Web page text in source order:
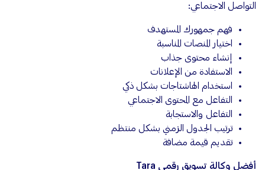
التواصل الاجتماعي:
فهم جمهورك المستهدف
اختيار المنصات المناسبة
إنشاء محتوى جذاب
الاستفادة من الإعلانات
استخدام الهاشتاجات بشكل ذكي
التفاعل مع المحتوى الاجتماعي
التفاعل والاستجابة
ترتيب الجدول الزمني بشكل منتظم
تقديم قيمة مضافة
أفضل وكالة تسويق رقمي Tara